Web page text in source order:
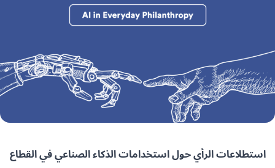
استطلاعات الرأي حول استخدامات الذكاء الصناعي في القطاع